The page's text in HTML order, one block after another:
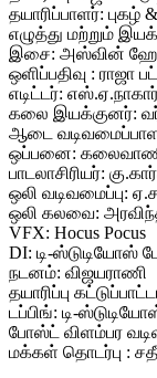
தயாரிப்பாளர்: புகழ்
எழுத்து மற்றும்
இசை: அஸ்வின்
ஒளிப்பதிவு : ராஜா
எடிட்டர்:
கலை இயக்குனர்:
ஆடை
ஒப்பனை:
பாடலாசிரியர்:
ஒலி வடிவமைப்பு:
ஒலி கலவை:
VFX: Hocus Pocus
DI: டி-ஸ்டுடியோஸ்
நடனம்: விஜயராணி
தயாரிப்பு
டப்பிங்: டி-
போஸ்ட் விளம்பர
மக்கள் தொடர்பு :